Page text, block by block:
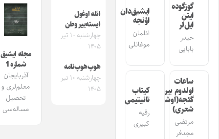
گوزگوده
ایتن
ایل‌لر
حیدر
بابایی
ایشیق‌دان
اؤنجه
ائلمان
موغانلی
ساعات
اولدوم بیر
گئجه(اوشاق
شعری)
مرتضی
مجدفر
کیتاب
تانیتیمی
رقیه
کبیری
ائله اوغول
ایسته‌ییر وطن
چهارشنبه ۱۰ تیر
۱۴۰۵
هوپ‌هوپ‌نامه
چهارشنبه ۱۰ تیر
۱۴۰۵
مجله ایشیق
شماره 1
آذربایجان
معلم‌لری و
تحصیل
مساله‌سی